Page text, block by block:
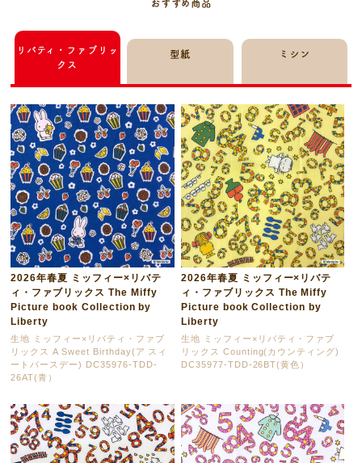
おすすめ商品
リバティ・ファブリッ
クス
型紙 ミシン
2026年春夏 ミッフィー×リバテ
ィ・ファブリックス The Miffy
Picture book Collection by
Liberty
生地 ミッフィー×リバティ・ファブ
リックス A Sweet Birthday(ア スィ
ートバースデー) DC35976-TDD-
26AT(青）
2026年春夏 ミッフィー×リバテ
ィ・ファブリックス The Miffy
Picture book Collection by
Liberty
生地 ミッフィー×リバティ・ファブ
リックス Counting(カウンティング)
DC35977-TDD-26BT(黄色）